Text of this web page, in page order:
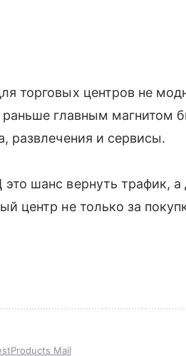
торговых центров не
раньше главным
развлечения и сервисы.
шанс вернуть трафик,
центр не только за
Mail